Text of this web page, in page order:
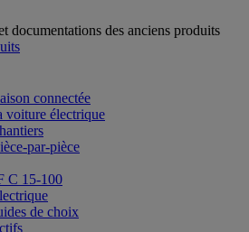
documentations des anciens produits
connectée
voiture électrique
par-pièce
C 15-100
de choix